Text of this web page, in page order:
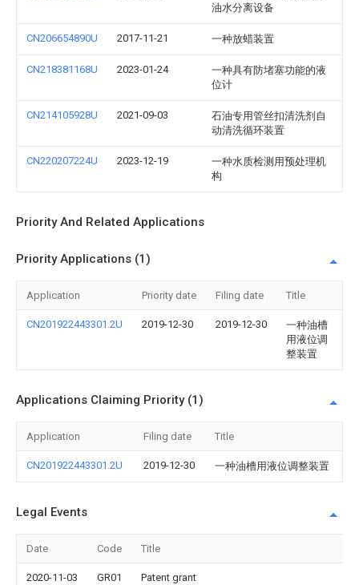
油水分离设备
CN206654890U 2017-11-21 一种放蜡装置
CN218381168U 2023-01-24
一种具有防堵塞功能的液
位计
CN214105928U 2021-09-03
石油专用管丝扣清洗剂自
动清洗循环装置
CN220207224U 2023-12-19
一种水质检测用预处理机
构
Priority And Related Applications
Priority Applications (1)
Application Priority date Filing date Title
CN201922443301.2U 2019-12-30 2019-12-30
一种油槽
用液位调
整装置
Applications Claiming Priority (1)
Application Filing date Title
CN201922443301.2U 2019-12-30 一种油槽用液位调整装置
Legal Events
Date Code Title
2020-11-03 GR01 Patent grant